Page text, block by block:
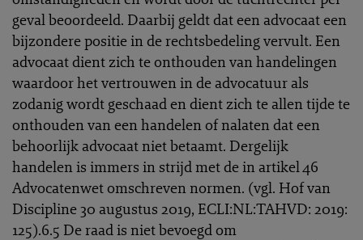
geval beoordeeld. Daarbij geldt dat een advocaat een
bijzondere positie in de rechtsbedeling vervult. Een
advocaat dient zich te onthouden van handelingen
waardoor het vertrouwen in de advocatuur als
zodanig wordt geschaad en dient zich te allen tijde te
onthouden van een handelen of nalaten dat een
behoorlijk advocaat niet betaamt. Dergelijk
handelen is immers in strijd met de in artikel 46
Advocatenwet omschreven normen. (vgl. Hof van
Discipline 30 augustus 2019, ECLI:NL:TAHVD: 2019:
125).6.5 De raad is niet bevoegd om